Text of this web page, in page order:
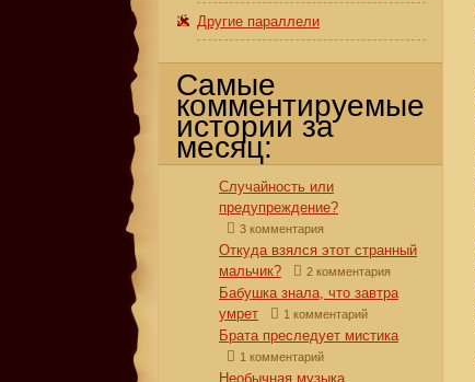
Другие параллели
Самые
комментируемые
истории за
месяц:
Случайность или
предупреждение?
3 комментария
Откуда взялся этот странный
мальчик?
2 комментария
Бабушка знала, что завтра
умрет
1 комментарий
Брата преследует мистика
1 комментарий
Необычная музыка